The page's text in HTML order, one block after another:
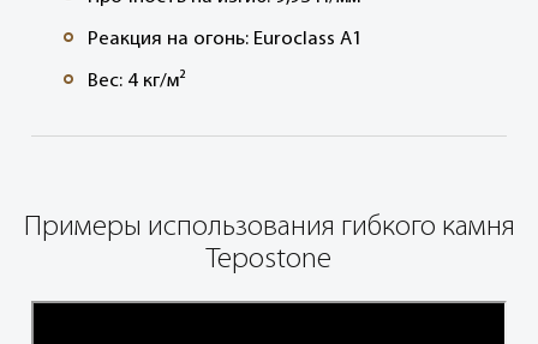
° Реакция на огонь: Euroclass A1
° Вес: 4 кг/м²
Примеры использования гибкого камня
Tepostone